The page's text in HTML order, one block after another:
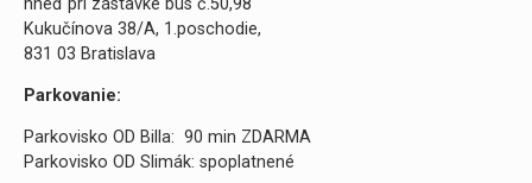
Kukučínova 38/A, 1.poschodie,
831 03 Bratislava
Parkovanie:
Parkovisko OD Billa: 90 min ZDARMA
Parkovisko OD Slimák: spoplatnené